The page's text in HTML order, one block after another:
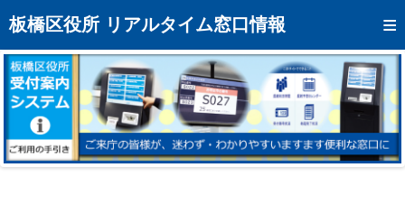
板橋区役所 リアルタイム窓口情報
トップページへ
混雑予想カレンダー
リアルタイム混雑状況
リアルタイム受付番号状況
メール通知登録